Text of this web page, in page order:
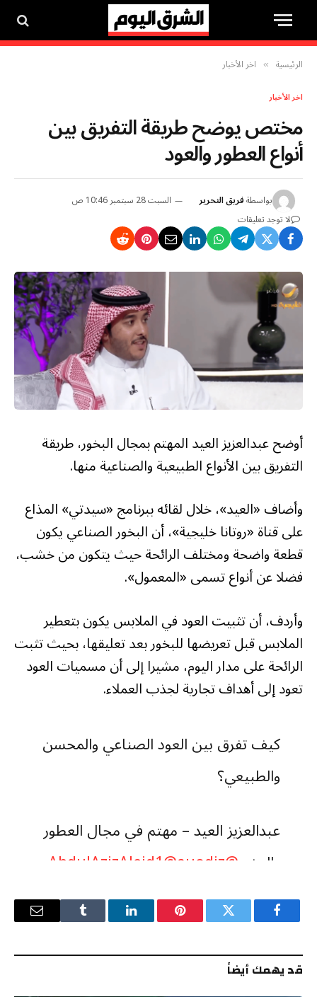
الرئيسية » اخر الأخبار
اخر الأخبار
مختص يوضح طريقة التفريق بين
أنواع العطور والعود
بواسطةفريق التحرير
السبت 28 سبتمبر 10:46 ص
لا توجد تعليقات
أوضح عبدالعزيز العيد المهتم بمجال البخور، طريقة
التفريق بين الأنواع الطبيعية والصناعية منها.
وأضاف «العيد»، خلال لقائه ببرنامج «سيدتي» المذاع
على قناة «روتانا خليجية»، أن البخور الصناعي يكون
قطعة واضحة ومختلف الرائحة حيث يتكون من خشب،
فضلا عن أنواع تسمى «المعمول».
وأردف، أن تثبيت العود في الملابس يكون بتعطير
الملابس قبل تعريضها للبخور بعد تعليقها، بحيث تثبت
الرائحة على مدار اليوم، مشيرا إلى أن مسميات العود
تعود إلى أهداف تجارية لجذب العملاء.
كيف تفرق بين العود الصناعي والمحسن
والطبيعي؟
عبدالعزيز العيد – مهتم في مجال العطور
والبخور @AbdulAzizAleid1
@auodiz
@hualkhurayif#برنامج_سيدتي#روتان
ا_خليجية
pic.twitter.com/IvPMyYUjCA
فيسبوك تويتر بينتيريستلينكدإن Tumblr
البريد
قد يهمك أيضاً